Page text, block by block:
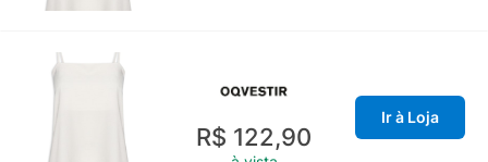
R$ 122,90
Ir à Loja